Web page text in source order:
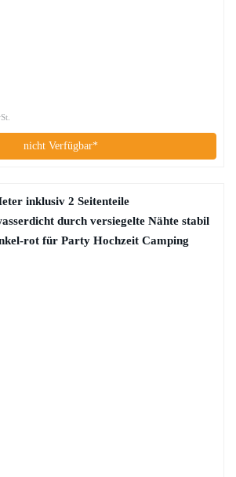
nicht Verfügbar*
inklusiv 2 Seitenteile
durch versiegelte Nähte stabil
rot für Party Hochzeit Camping